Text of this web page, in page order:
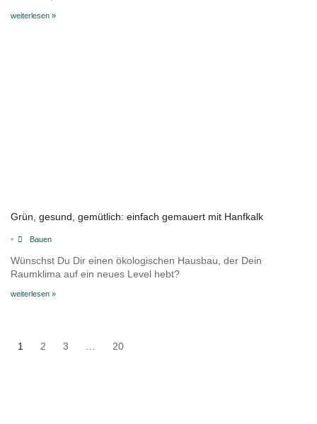
weiterlesen »
Grün, gesund, gemütlich: einfach gemauert mit Hanfkalk
• Bauen
Wünschst Du Dir einen ökologischen Hausbau, der Dein
Raumklima auf ein neues Level hebt?
weiterlesen »
1 2 3 20